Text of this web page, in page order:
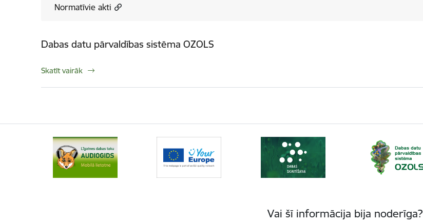
Normatīvie akti
Dabas datu pārvaldības sistēma OZOLS
Skatīt vairāk
Vai šī informācija bija noderīga?